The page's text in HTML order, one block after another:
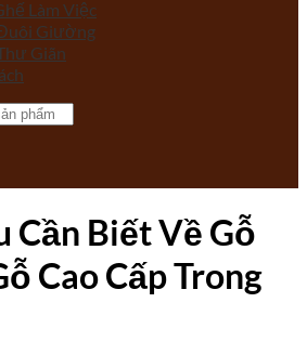
Làm Việc
Giường
Giãn
Cần Biết Về Gỗ
Cao Cấp Trong